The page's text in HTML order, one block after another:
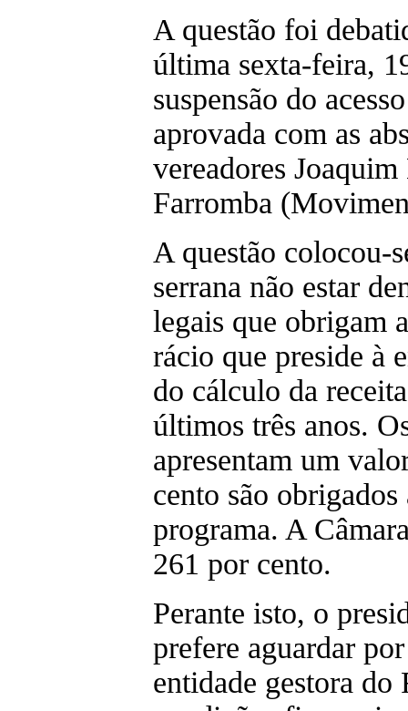
A questão foi
última sexta-feira,
suspensão do
aprovada com as
vereadores
Farromba
A questão colocou-
serrana não estar
legais que obrigam
rácio que preside à
do cálculo da
últimos três anos.
apresentam um
cento são
programa. A
261 por cento.
Perante isto, o
prefere aguardar
entidade gestora